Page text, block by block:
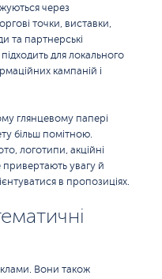
через
точки, виставки,
та партнерські
для локального
кампаній і
глянцевому папері
більш помітною.
логотипи, акційні
привертають увагу й
в пропозиціях.
Вони також